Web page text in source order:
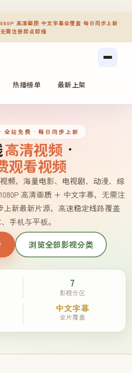
高清画质·中文字幕全覆盖·每日同步上新·
无需注册即点即播
热播榜单 最新上架
· 全站免费 · 每日同步上新
高清视频 ·
观看视频
频，海量电影、电视剧、动漫、综
高清画质 + 中文字幕，无需注
上新最新片源，高速稳定线路覆盖
手机与平板。
浏览全部影视分类
7
影视分区
中文字幕
全片覆盖